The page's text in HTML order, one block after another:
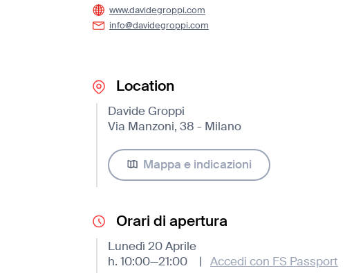
www.davidegroppi.com
info@davidegroppi.com
Location
Davide Groppi
Via Manzoni, 38 - Milano
Mappa e indicazioni
Orari di apertura
Lunedì 20 Aprile
h. 10:00—21:00
| Accedi con FS Passport